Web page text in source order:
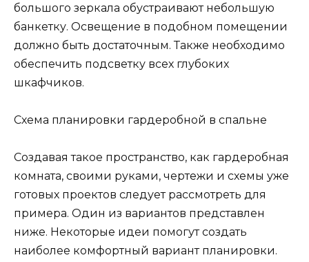
большого зеркала обустраивают небольшую
банкетку. Освещение в подобном помещении
должно быть достаточным. Также необходимо
обеспечить подсветку всех глубоких
шкафчиков.
Схема планировки гардеробной в спальне
Создавая такое пространство, как гардеробная
комната, своими руками, чертежи и схемы уже
готовых проектов следует рассмотреть для
примера. Один из вариантов представлен
ниже. Некоторые идеи помогут создать
наиболее комфортный вариант планировки.